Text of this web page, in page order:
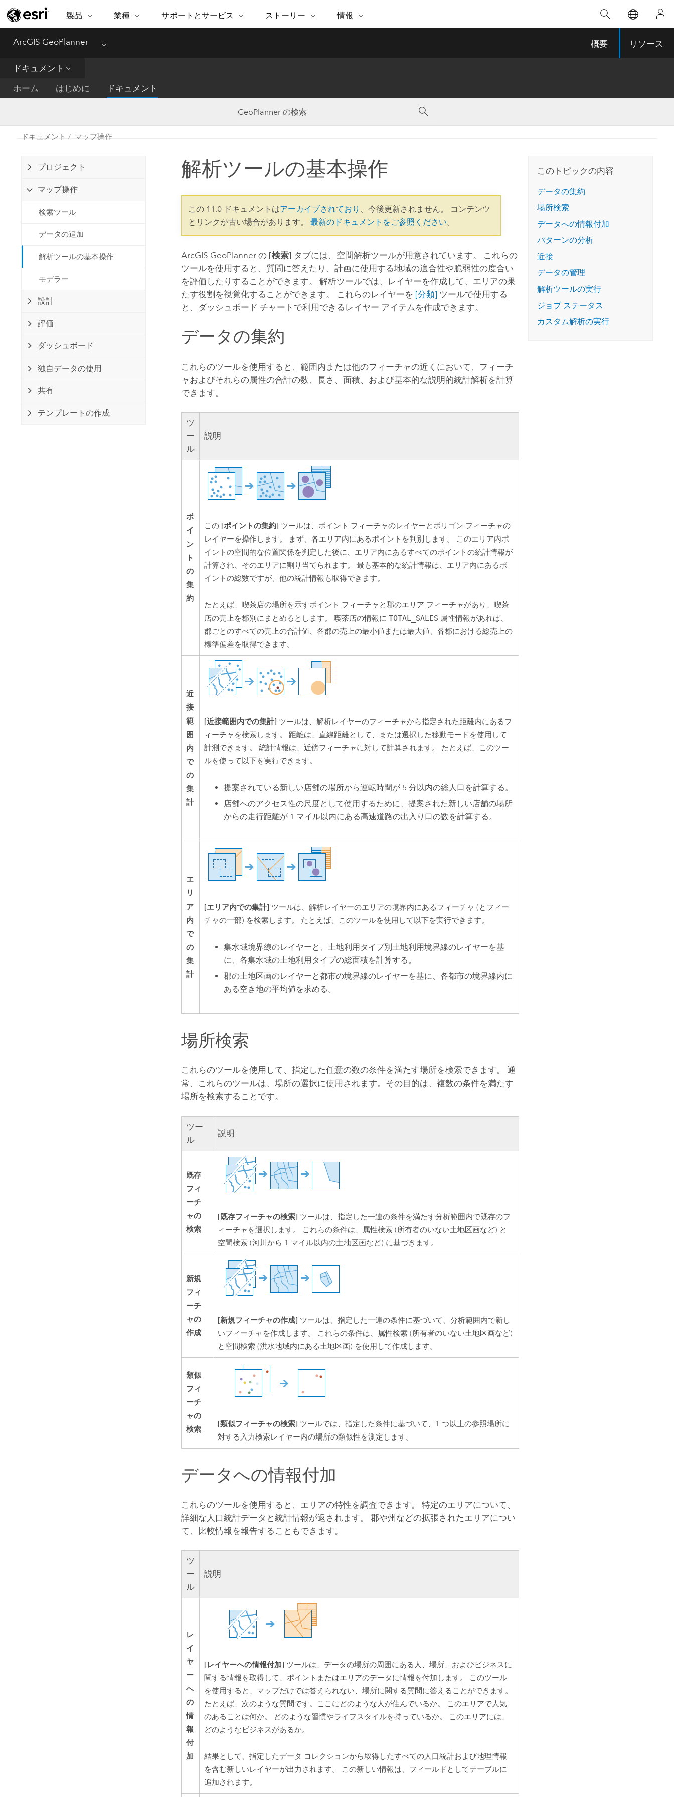
製品
ARCGIS
ArcGIS Online
フォーム
GIS とマッピングの基本的なシス
マッピング &amp; 空間解析アプリ
ケーションの構築
機能
位置情報を分析に活用
データ管理
すべての機能
Esri ストア
Esri の ArcGIS 製品
者サブスクリプション
り、マッピング、解析、データ管理に用い
確認したり、ハンズオンのインタラクティ
ブ マップを試したり、製品の機能を調べた
業種
業種
ビジネス
教育機関
交通機関
注目のイニシアティブ
来を創ります。 計画と運用に対する地理学
的アプローチは、インフラストラクチャ プ
しているかをリーダーが理解するのに役立
ちます。
インフラストラクチャ管理の探索
サポートとサービス
サポートとサービス セルフサービス
ArcGIS ブログ
ドキュメント
このインストラクター主導型のコースで
は、データのパターンや関係性を明らかに
するために使用される空間統計技術を探索
し、複雑な問題を解決する知見を引き出し
コースを探索
ストーリー
ESRI ストーリー
Esri ブログ
実世界のグローバルな GIS
技術革新
のポッドキャスト
ビジネスおよびテクノロジ
ArcNews
業界ニュースと ArcGIS 更
新情報
地理空間に関するニュー
ス、見解、およびトレンド
すべてのストーリー
Codex は、30 日間で 17 件の緊急洪水アプ
実現しました。
ストーリーを読む
情報
ESRI について
係者の方へ
Esri に連絡
イノベーションへの取り
デジタル トランスフォ
注目
ArcGIS GeoPlanner Menu 概要 リソース
ドキュメント
ホーム
はじめに ドキュメント
ドキュメント マップ操作
プロジェクト
マップ操作
検索ツール
データの追加
解析ツールの基本操作
モデラー
設計
評価
ダッシュボード
独自データの使用
共有
テンプレートの作成
解析ツールの基本操作
この 11.0 ドキュメントはアーカイブされており
、今後更新されません。 コンテンツ
とリンクが古い場合があります。最新のドキュメントをご参照ください。
ArcGIS GeoPlanner の [検索] タブには、空間解析ツールが用意されています。 これらの
ツールを使用すると、質問に答えたり、計画に使用する地域の適合性や脆弱性の度合い
を評価したりすることができます。 解析ツールでは、レイヤーを作成して、エリアの果
たす役割を視覚化することができます。 これらのレイヤーを [分類] ツールで使用する
と、ダッシュボード チャートで利用できるレイヤー アイテムを作成できます。
データの集約
これらのツールを使用すると、範囲内または他のフィーチャの近くにおいて、フィーチ
ャおよびそれらの属性の合計の数、長さ、面積、および基本的な説明的統計解析を計算
できます。
ツ
ー
ル
説明
ポ
イ
ン
ト
の
集
約
この [ポイントの集約] ツールは、ポイント フィーチャのレイヤーとポリゴン フィーチャの
レイヤーを操作します。 まず、各エリア内にあるポイントを判別します。 このエリア内ポ
イントの空間的な位置関係を判定した後に、エリア内にあるすべてのポイントの統計情報が
計算され、そのエリアに割り当てられます。 最も基本的な統計情報は、エリア内にあるポ
イントの総数ですが、他の統計情報も取得できます。
たとえば、喫茶店の場所を示すポイント フィーチャと郡のエリア フィーチャがあり、喫茶
店の売上を郡別にまとめるとします。 喫茶店の情報にTOTAL_SALES 属性情報があれば、
郡ごとのすべての売上の合計値、各郡の売上の最小値または最大値、各郡における総売上の
標準偏差を取得できます。
近
接
範
囲
内
で
の
集
計
[近接範囲内での集計] ツールは、解析レイヤーのフィーチャから指定された距離内にあるフ
ィーチャを検索します。 距離は、直線距離として、または選択した移動モードを使用して
計測できます。 統計情報は、近傍フィーチャに対して計算されます。 たとえば、このツー
ルを使って以下を実行できます。
提案されている新しい店舗の場所から運転時間が 5 分以内の総人口を計算する。
店舗へのアクセス性の尺度として使用するために、提案された新しい店舗の場所
からの走行距離が 1 マイル以内にある高速道路の出入り口の数を計算する。
エ
リ
ア
内
で
の
集
計
[エリア内での集計] ツールは、解析レイヤーのエリアの境界内にあるフィーチャ (とフィー
チャの一部) を検索します。 たとえば、このツールを使用して以下を実行できます。
集水域境界線のレイヤーと、土地利用タイプ別土地利用境界線のレイヤーを基
に、各集水域の土地利用タイプの総面積を計算する。
郡の土地区画のレイヤーと都市の境界線のレイヤーを基に、各都市の境界線内に
ある空き地の平均値を求める。
場所検索
これらのツールを使用して、指定した任意の数の条件を満たす場所を検索できます。 通
常、これらのツールは、場所の選択に使用されます。その目的は、複数の条件を満たす
場所を検索することです。
ツー
ル
説明
既存
フィ
ーチ
ャの
検索
[既存フィーチャの検索] ツールは、指定した一連の条件を満たす分析範囲内で既存のフ
ィーチャを選択します。 これらの条件は、属性検索 (所有者のいない土地区画など) と
空間検索 (河川から 1 マイル以内の土地区画など) に基づきます。
新規
フィ
ーチ
ャの
作成
[新規フィーチャの作成] ツールは、指定した一連の条件に基づいて、分析範囲内で新し
いフィーチャを作成します。 これらの条件は、属性検索 (所有者のいない土地区画など)
と空間検索 (洪水地域内にある土地区画) を使用して作成します。
類似
フィ
ーチ
ャの
検索
[類似フィーチャの検索] ツールでは、指定した条件に基づいて、1 つ以上の参照場所に
対する入力検索レイヤー内の場所の類似性を測定します。
データへの情報付加
これらのツールを使用すると、エリアの特性を調査できます。 特定のエリアについて、
詳細な人口統計データと統計情報が返されます。 郡や州などの拡張されたエリアについ
て、比較情報を報告することもできます。
ツ
ー
ル
説明
レ
イ
ヤ
ー
へ
の
情
報
付
加
[レイヤーへの情報付加] ツールは、データの場所の周囲にある人、場所、およびビジネスに
関する情報を取得して、ポイントまたはエリアのデータに情報を付加します。 このツール
を使用すると、マップだけでは答えられない、場所に関する質問に答えることができます。
たとえば、次のような質問です。ここにどのような人が住んでいるか。 このエリアで人気
のあることは何か。 どのような習慣やライフスタイルを持っているか。 このエリアには、
どのようなビジネスがあるか。
結果として、指定したデータ コレクションから取得したすべての人口統計および地理情報
を含む新しいレイヤーが出力されます。 この新しい情報は、フィールドとしてテーブルに
追加されます。
このトピックの内容
データの集約
場所検索
データへの情報付加
パターンの分析
近接
データの管理
解析ツールの実行
ジョブ ステータス
カスタム解析の実行